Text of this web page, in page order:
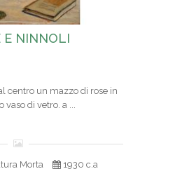
E NINNOLI
centro un mazzo di rose in
vaso di vetro. a ...
Morta 1930 c.a